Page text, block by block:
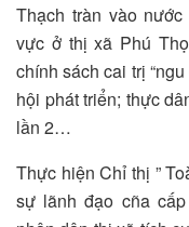
Thạch tràn vào
vực ở thị xã Phú
chính sách cai trị
hội phát triển; thực
lần 2…
Thực hiện Chỉ thị ”
sự lãnh đạo cña